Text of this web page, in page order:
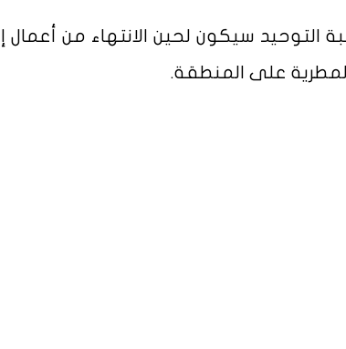
التوحيد سيكون لحين الانتهاء من أعمال
على المنطقة.